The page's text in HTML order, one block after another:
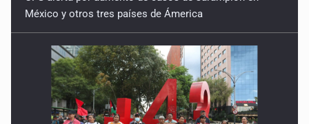
México y otros tres países de Ámerica